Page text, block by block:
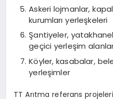
Askeri lojmanlar,
kurumları yerleşkeleri
Şantiyeler,
geçici yerleşim
Köyler, kasabalar,
yerleşimler
TT Arıtma referans